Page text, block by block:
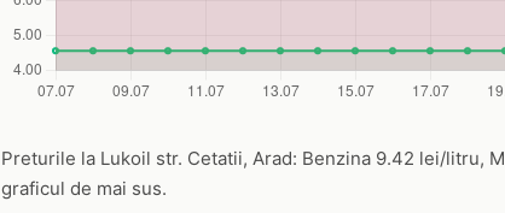
Preturile la Lukoil str. Cetatii, Arad: Benzina 9.42 lei/litru,
graficul de mai sus.